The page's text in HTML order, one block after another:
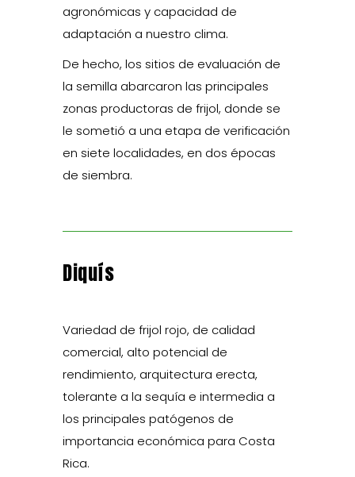
agronómicas y capacidad de
adaptación a nuestro clima.
De hecho, los sitios de evaluación de
la semilla abarcaron las principales
zonas productoras de frijol, donde se
le sometió a una etapa de verificación
en siete localidades, en dos épocas
de siembra.
Diquís
Variedad de frijol rojo, de calidad
comercial, alto potencial de
rendimiento, arquitectura erecta,
tolerante a la sequía e intermedia a
los principales patógenos de
importancia económica para Costa
Rica.